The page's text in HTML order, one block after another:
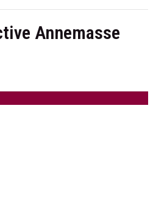
Annemasse